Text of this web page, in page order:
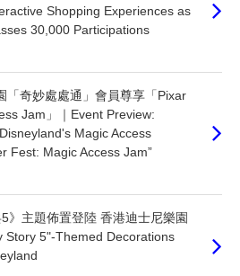
Shopping Experiences as
30,000 Participations
「奇妙處處通」會員尊享「Pixar
Jam」｜Event Preview:
Magic Access
Fest: Magic Access Jam”
》主題佈置登陸 香港迪士尼樂園
Story 5"-Themed Decorations